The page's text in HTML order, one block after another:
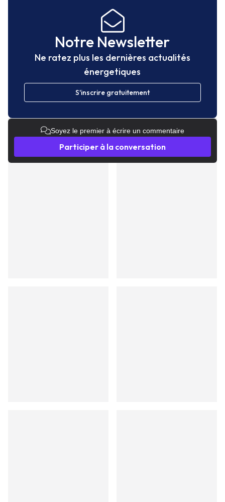
Notre Newsletter
Ne ratez plus les dernières actualités
énergetiques
S'inscrire gratuitement
Soyez le premier à écrire un commentaire
Participer à la conversation